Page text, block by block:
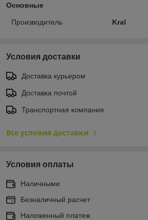
Основные
Производитель Kral
Условия доставки
Доставка курьером
Доставка почтой
Транспортная компания
Все условия доставки
Условия оплаты
Наличными
Безналичный расчет
Наложенный платеж